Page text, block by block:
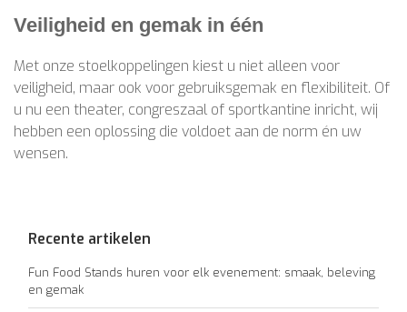
Veiligheid en gemak in één
Met onze stoelkoppelingen kiest u niet alleen voor
veiligheid, maar ook voor gebruiksgemak en flexibiliteit. Of
u nu een theater, congreszaal of sportkantine inricht, wij
hebben een oplossing die voldoet aan de norm én uw
wensen.
Recente artikelen
Fun Food Stands huren voor elk evenement: smaak, beleving
en gemak